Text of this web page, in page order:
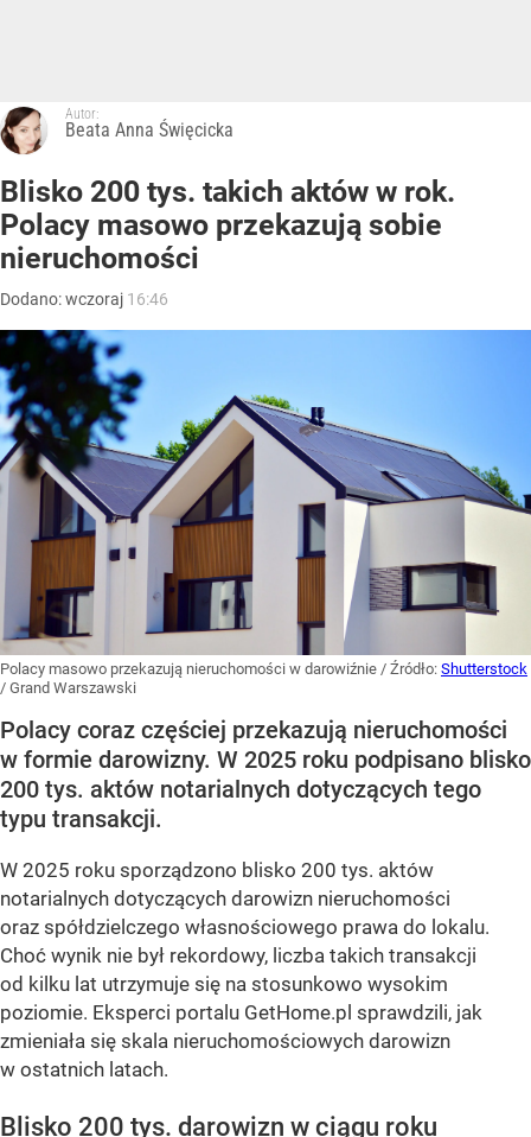
Autor:
Beata Anna Święcicka
Blisko 200 tys. takich aktów w rok.
Polacy masowo przekazują sobie
nieruchomości
Dodano:wczoraj 16:46
Polacy masowo przekazują nieruchomości w darowiźnie / Źródło: Shutterstock
/ Grand Warszawski
Polacy coraz częściej przekazują nieruchomości
w formie darowizny. W 2025 roku podpisano blisko
200 tys. aktów notarialnych dotyczących tego
typu transakcji.
W 2025 roku sporządzono blisko 200 tys. aktów
notarialnych dotyczących darowizn nieruchomości
oraz spółdzielczego własnościowego prawa do lokalu.
Choć wynik nie był rekordowy, liczba takich transakcji
od kilku lat utrzymuje się na stosunkowo wysokim
poziomie. Eksperci portalu GetHome.pl sprawdzili, jak
zmieniała się skala nieruchomościowych darowizn
w ostatnich latach.
Blisko 200 tys. darowizn w ciągu roku